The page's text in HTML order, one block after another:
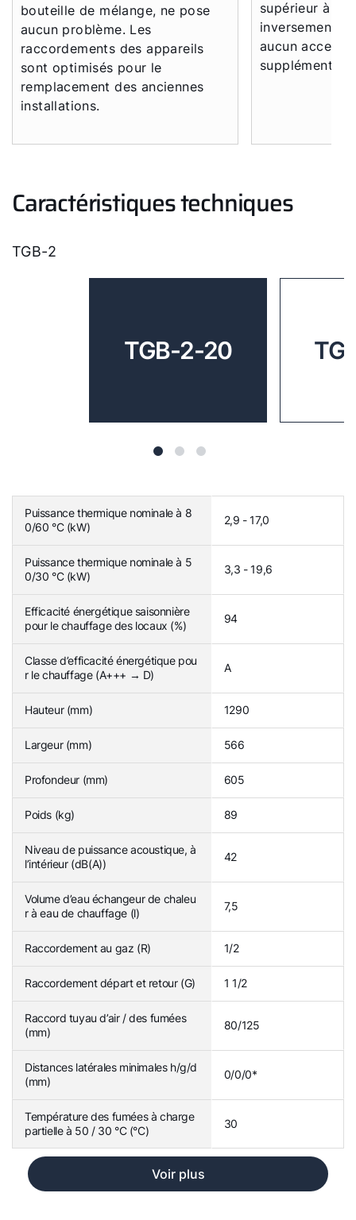
bouteille de mélange, ne pose
aucun problème. Les
raccordements des appareils
sont optimisés pour le
remplacement des anciennes
installations.
supérieur à
inversement
aucun
Caractéristiques techniques
TGB-2
TGB-2-20
Puissance thermique nominale à 8
0/60 °C (kW)
2,9 - 17,0
Puissance thermique nominale à 5
0/30 °C (kW)
3,3 - 19,6
Efficacité énergétique saisonnière
pour le chauffage des locaux (%)
94
Classe d’efficacité énergétique pou
r le chauffage (A+++ → D)
A
Hauteur (mm) 1290
Largeur (mm) 566
Profondeur (mm) 605
Poids (kg) 89
Niveau de puissance acoustique, à
l’intérieur (dB(A))
42
Volume d’eau échangeur de chaleu
r à eau de chauffage (l)
7,5
Raccordement au gaz (R) 1/2
Raccordement départ et retour (G) 1 1/2
Raccord tuyau d’air / des fumées
(mm)
80/125
Distances latérales minimales h/g/d
(mm)
0/0/0*
Température des fumées à charge
partielle à 50 / 30 °C (°C)
30
Voir plus